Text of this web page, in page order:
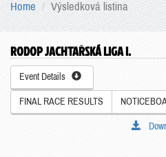
Home Výsledková listina
RODOP JACHTAŘSKÁ LIGA I.
Event Details
FINAL RACE RESULTS